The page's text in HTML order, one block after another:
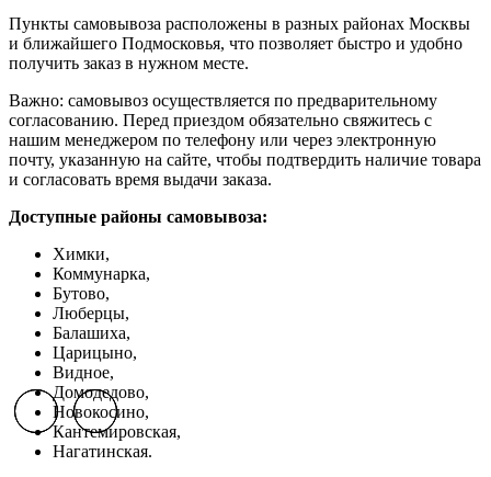
Пункты самовывоза расположены в разных районах Москвы
и ближайшего Подмосковья, что позволяет быстро и удобно
получить заказ в нужном месте.
Важно: самовывоз осуществляется по предварительному
согласованию. Перед приездом обязательно свяжитесь с
нашим менеджером по телефону или через электронную
почту, указанную на сайте, чтобы подтвердить наличие товара
и согласовать время выдачи заказа.
Доступные районы самовывоза:
Химки,
Коммунарка,
Бутово,
Люберцы,
Балашиха,
Царицыно,
Видное,
Домодедово,
Новокосино,
Кантемировская,
Нагатинская.
Previous slide
Next slide
Previous slide
Next slide
Previous slide
Next slide